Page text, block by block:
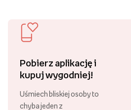
Pobierz aplikację i
kupuj wygodniej!
Uśmiech bliskiej osoby to
chyba jeden z